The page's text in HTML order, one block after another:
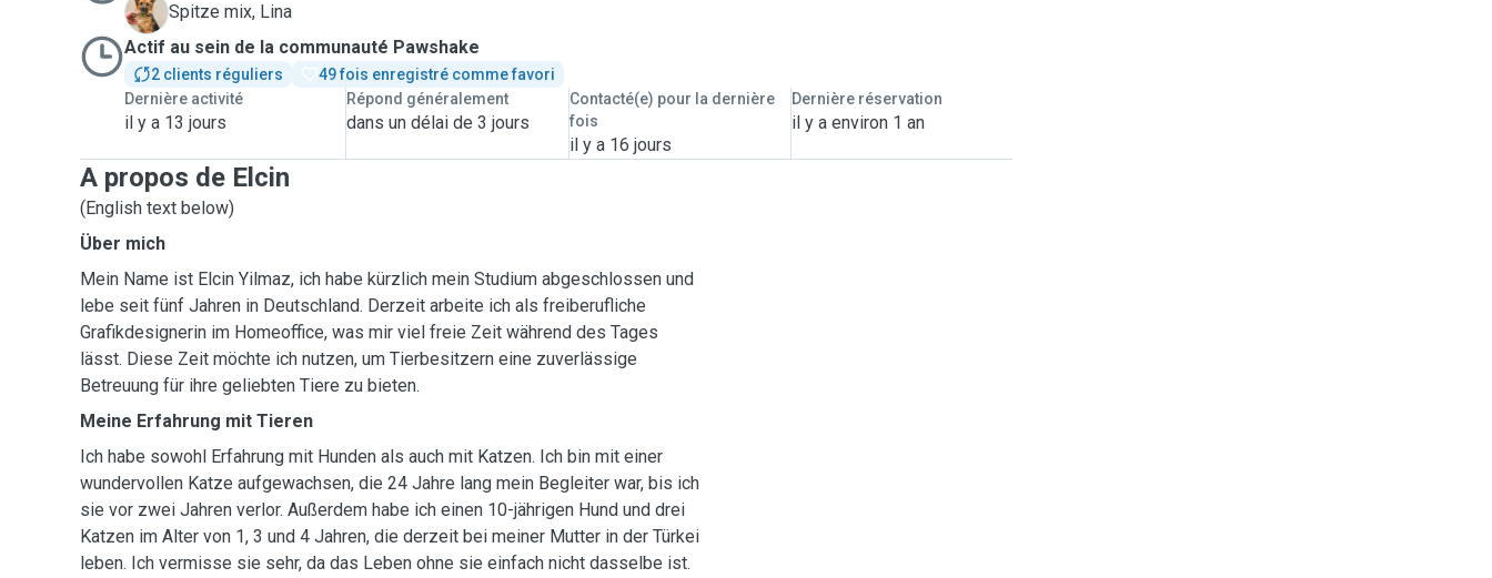
L
Spitze mix, Lina
Actif au sein de la communauté Pawshake
2 clients réguliers
49 fois enregistré comme favori
Dernière activité
il y a 13 jours
Répond généralement
dans un délai de 3 jours
Contacté(e) pour la dernière
fois
il y a 16 jours
Dernière réservation
il y a environ 1 an
A propos de Elcin
(English text below)
Über mich
Mein Name ist Elcin Yilmaz, ich habe kürzlich mein Studium abgeschlossen und
lebe seit fünf Jahren in Deutschland. Derzeit arbeite ich als freiberufliche
Grafikdesignerin im Homeoffice, was mir viel freie Zeit während des Tages
lässt. Diese Zeit möchte ich nutzen, um Tierbesitzern eine zuverlässige
Betreuung für ihre geliebten Tiere zu bieten.
Meine Erfahrung mit Tieren
Ich habe sowohl Erfahrung mit Hunden als auch mit Katzen. Ich bin mit einer
wundervollen Katze aufgewachsen, die 24 Jahre lang mein Begleiter war, bis ich
sie vor zwei Jahren verlor. Außerdem habe ich einen 10-jährigen Hund und drei
Katzen im Alter von 1, 3 und 4 Jahren, die derzeit bei meiner Mutter in der Türkei
leben. Ich vermisse sie sehr, da das Leben ohne sie einfach nicht dasselbe ist.